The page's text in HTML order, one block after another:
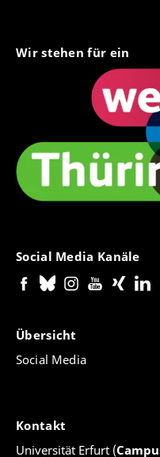
Wir stehen für ein
Social Media Kanäle
Übersicht
Social Media
Kontakt
Universität Erfurt (